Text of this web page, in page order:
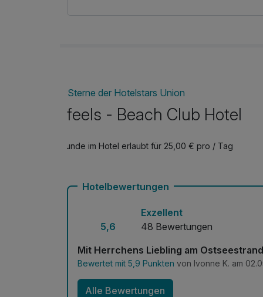
Sterne der Hotelstars Union
feels - Beach Club Hotel
Hunde im Hotel erlaubt für 25,00 € pro / Tag
Hotelbewertungen
5,6
Exzellent
48 Bewertungen
Mit Herrchens Liebling am
Bewertet mit 5,9 Punkten von Ivonne K. am
Alle Bewertungen